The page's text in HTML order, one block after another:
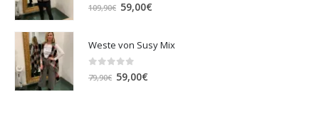
out of 5
109,90€ Ursprünglicher
109,90€
59,00€
59,00€.
Weste von Susy Mix
out of 5
79,90€ Ursprünglicher
59,00€